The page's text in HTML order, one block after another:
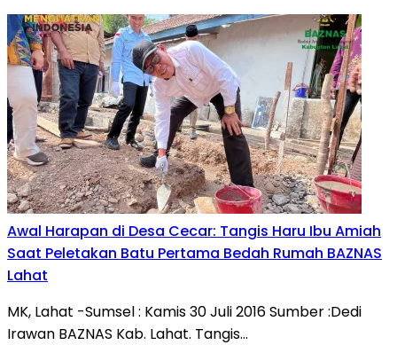
Awal Harapan di Desa Cecar: Tangis Haru Ibu Amiah
Saat Peletakan Batu Pertama Bedah Rumah BAZNAS
Lahat
MK, Lahat -Sumsel : Kamis 30 Juli 2016 Sumber :Dedi
Irawan BAZNAS Kab. Lahat. Tangis…